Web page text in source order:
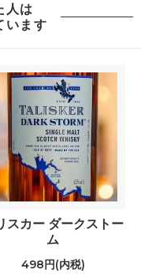
人は
います
スカー ダークストー
ム
498円(内税)